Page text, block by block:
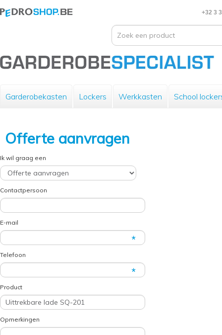
+32 3
Garderobekasten Lockers Werkkasten School
Offerte aanvragen
Ik wil graag een
Contactpersoon
E-mail
Telefoon
Product
Opmerkingen